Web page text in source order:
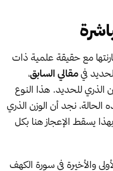
مع حقيقة علمية ذات
في مقالي السابق،
الحديد في القرآن (٥٧) مطابق للوزن الذري للحديد. هذا النوع
الحالة، نجد أن الوزن الذري
الحديد النموذجية هو في الحقيقة ٥٦، وليس ٥٧، وبهذا يسقط الإعجاز هنا بكل
والأخيرة في سورة الكهف